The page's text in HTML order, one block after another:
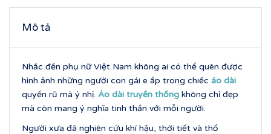
Mô tả
Nhắc đến phụ nữ Việt Nam không ai có thể quên được
hình ảnh những người con gái e ấp trong chiếc áo dài
quyến rũ mà ý nhị. Áo dài truyền thống không chỉ đẹp
mà còn mang ý nghĩa tinh thần với mỗi người.
Người xưa đã nghiên cứu khí hậu, thời tiết và thổ